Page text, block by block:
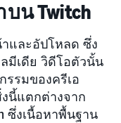
น Twitch
และอัปโหลด ซึ่ง
มีเดีย วิดีโอตัวนั้น
รรมของครีเอ
งนี้แตกต่างจาก
ซึ่งเนื้อหาพื้นฐาน